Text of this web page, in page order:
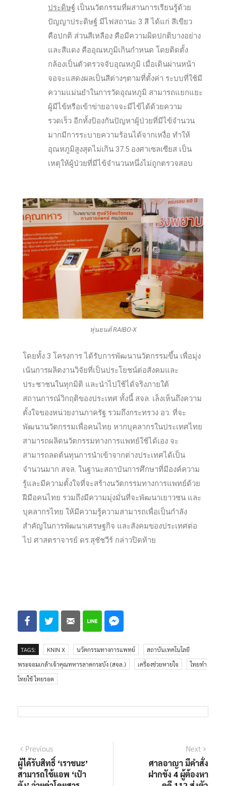
ประดิษฐ์ เป็นนวัตกรรมที่ผสานการเรียนรู้ด้วย
ปัญญาประดิษฐ์ มีไฟสถานะ 3 สี ได้แก่ สีเขียว
คือปกติ ส่วนสีเหลือง คือมีความผิดปกติบางอย่าง
และสีแดง คืออุณหภูมิเกินกำหนด โดยติดตั้ง
กล้องเป็นตัวตรวจจับอุณหภูมิ เมื่อเดินผ่านหน้า
จอจะแสดงผลเป็นสีต่างๆตามที่ตั้งค่า ระบบที่ใช้มี
ความแม่นยำในการวัดอุณหภูมิ สามารถแยกแยะ
ผู้มีไข้หรือเข้าข่ายอาจจะมีไข้ได้ด้วยความ
รวดเร็ว อีกทั้งป้องกันปัญหาผู้ป่วยที่มีไข้จำนวน
มากมีการระบายความร้อนได้จากเหงื่อ ทำให้
อุณหภูมิสูงสุดไม่เกิน 37.5 องศาเซลเซียส เป็น
เหตุให้ผู้ป่วยที่มีไข้จำนวนหนึ่งไม่ถูกตรวจสอบ
หุ่นยนต์ RAIBO-X
โดยทั้ง 3 โครงการ ได้รับการพัฒนานวัตกรรมขึ้น เพื่อมุ่ง
เน้นการผลิตงานวิจัยที่เป็นประโยชน์ต่อสังคมและ
ประชาชนในทุกมิติ และนำไปใช้ได้จริงภายใต้
สถานการณ์วิกฤติของประเทศ ทั้งนี้ สจล. เล็งเห็นถึงความ
ตั้งใจของหน่วยงานภาครัฐ รวมถึงกระทรวง อว. ที่จะ
พัฒนานวัตกรรมเพื่อคนไทย หากบุคลากรในประเทศไทย
สามารถผลิตนวัตกรรมทางการแพทย์ใช้ได้เอง จะ
สามารถลดต้นทุนการนำเข้าจากต่างประเทศได้เป็น
จำนวนมาก สจล. ในฐานะสถาบันการศึกษาที่มีองค์ความ
รู้และมีความตั้งใจที่จะสร้างนวัตกรรมทางการแพทย์ด้วย
ฝีมือคนไทย รวมถึงมีความมุ่งมั่นที่จะพัฒนาเยาวชน และ
บุคลากรไทย ให้มีความรู้ความสามารถเพื่อเป็นกำลัง
สำคัญในการพัฒนาเศรษฐกิจ และสังคมของประเทศต่อ
ไป ศาสตราจารย์ ดร.สุชัชวีร์ กล่าวปิดท้าย
TAGS: KNIN X นวัตกรรมทางการแพทย์
สถาบันเทคโนโลยี
พระจอมเกล้าเจ้าคุณทหารลาดกระบัง (สจล.)
เครื่องช่วยหายใจ
ไทยทำ
ไทยใช้ ไทยรอด
Previous
ผู้ได้รับสิทธิ์ ‘เราชนะ’
สามารถใช้แอพ ‘เป๋า
Next
ศาลอาญา มีคำสั่ง
ฝากขัง 4 ผู้ต้องหา